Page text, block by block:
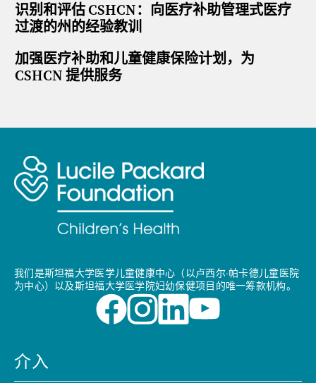
识别和评估 CSHCN：向医疗补助管理式医疗
过渡的州的经验教训
加强医疗补助和儿童健康保险计划，为
CSHCN 提供服务
我们是斯坦福大学医学儿童健康中心（以卢西尔·帕卡德儿童医院
为中心）以及斯坦福大学医学院妇幼保健项目的唯一筹款机构。
介入